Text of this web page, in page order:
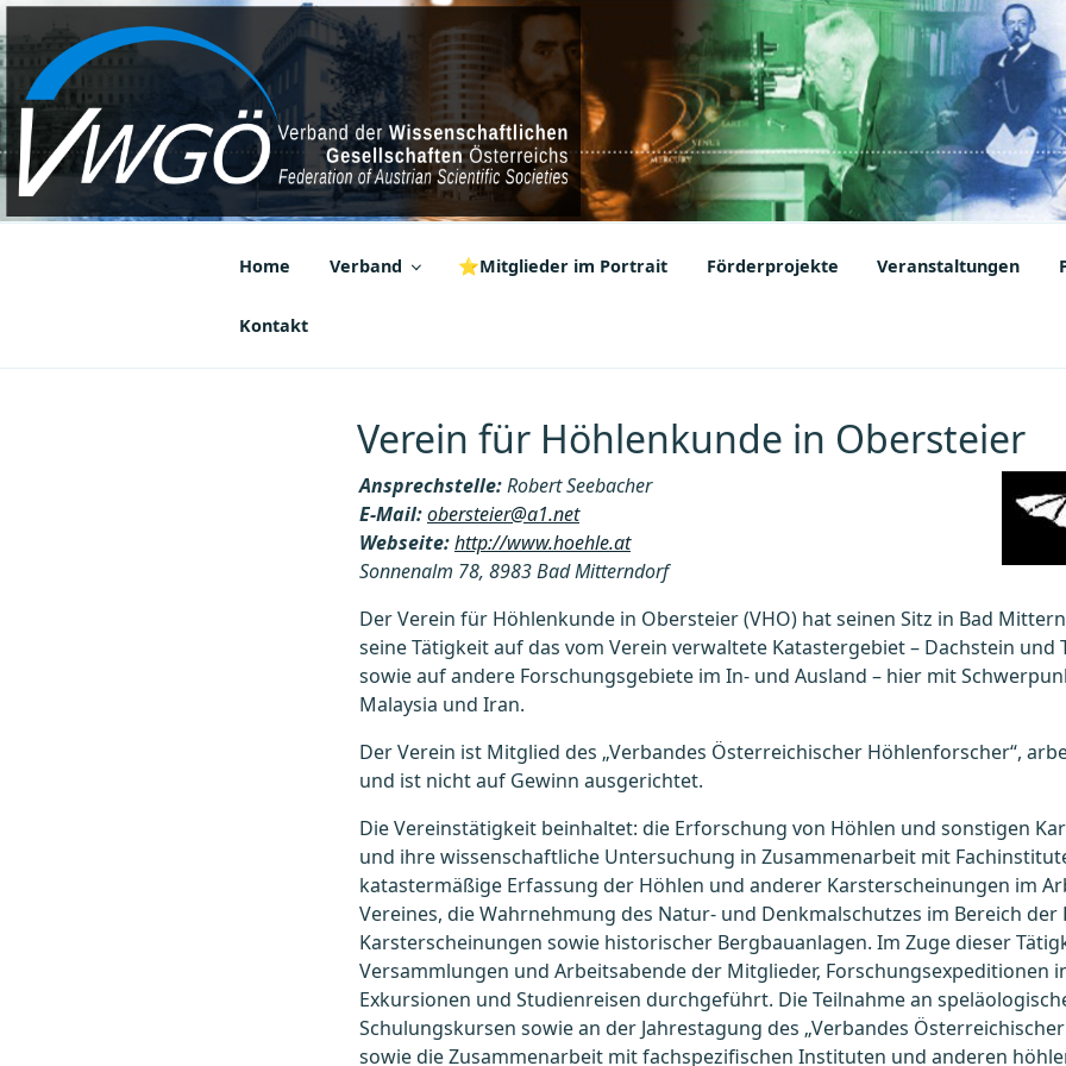
Zum
Inhalt
springen
VWGÖ
Federation of Austrian Scientific Societies
Home Verband ⭐Mitglieder im Portrait Förderprojekte Veranstaltungen
Kontakt
Verein für Höhlenkunde in Obersteier
Ansprechstelle:Robert Seebacher
E-Mail:obersteier@a1.net
Webseite:http://www.hoehle.at
Sonnenalm 78, 8983 Bad Mitterndorf
Der Verein für Höhlenkunde in Obersteier (VHO) hat seinen Sitz in Bad
seine Tätigkeit auf das vom Verein verwaltete Katastergebiet – Dachstein und
sowie auf andere Forschungsgebiete im In- und Ausland – hier mit
Malaysia und Iran.
Der Verein ist Mitglied des „Verbandes Österreichischer Höhlenforscher“,
und ist nicht auf Gewinn ausgerichtet.
Die Vereinstätigkeit beinhaltet: die Erforschung von Höhlen und sonstigen
und ihre wissenschaftliche Untersuchung in Zusammenarbeit mit
katastermäßige Erfassung der Höhlen und anderer Karsterscheinungen im
Vereines, die Wahrnehmung des Natur- und Denkmalschutzes im Bereich der
Karsterscheinungen sowie historischer Bergbauanlagen. Im Zuge dieser
Versammlungen und Arbeitsabende der Mitglieder, Forschungsexpeditionen
Exkursionen und Studienreisen durchgeführt. Die Teilnahme an
Schulungskursen sowie an der Jahrestagung des „Verbandes
sowie die Zusammenarbeit mit fachspezifischen Instituten und anderen